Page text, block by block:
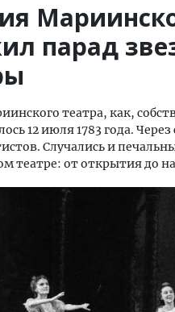
парад
театра, как,
12 июля 1783 года.
Случались и
театре: от открытия до